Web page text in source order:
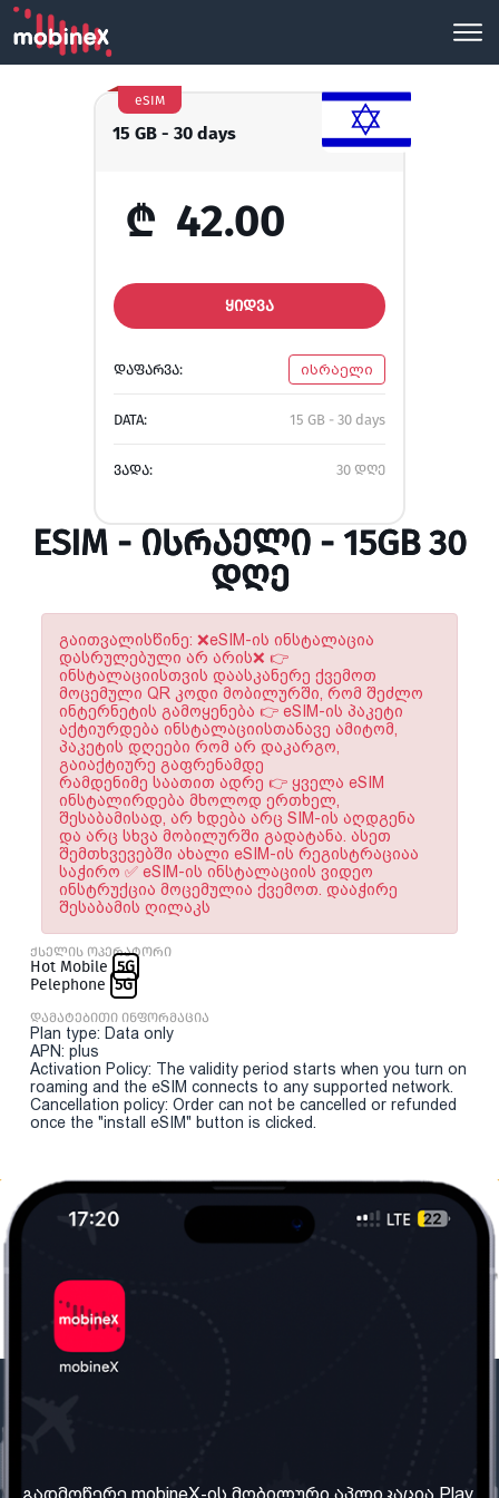
15 GB - 30 days
eSIM
₾ 42.00
ᲧᲘᲓᲕᲐ
ᲓᲐᲤᲐᲠᲕᲐ: ისრაელი
DATA: 15 GB - 30 days
ᲕᲐᲓᲐ: 30 დღე
ESIM - ᲘᲡᲠᲐᲔᲚᲘ - 15GB 30
ᲓᲦᲔ
გაითვალისწინე: ❌eSIM-ის ინსტალაცია
დასრულებული არ არის❌ 👉
ინსტალაციისთვის დაასკანერე ქვემოთ
მოცემული QR კოდი მობილურში, რომ შეძლო
ინტერნეტის გამოყენება 👉 eSIM-ის პაკეტი
აქტიურდება ინსტალაციისთანავე ამიტომ,
პაკეტის დღეები რომ არ დაკარგო,
გაიაქტიურე გაფრენამდე
რამდენიმე საათით ადრე 👉 ყველა eSIM
ინსტალირდება მხოლოდ ერთხელ,
შესაბამისად, არ ხდება არც SIM-ის აღდგენა
და არც სხვა მობილურში გადატანა. ასეთ
შემთხვევებში ახალი eSIM-ის რეგისტრაციაა
საჭირო ✅ eSIM-ის ინსტალაციის ვიდეო
ინსტრუქცია მოცემულია ქვემოთ. დააჭირე
შესაბამის ღილაკს
ქსელის ოპერატორი
Hot Mobile 5G
Pelephone 5G
დამატებითი ინფორმაცია
Plan type: Data only
APN: plus
Activation Policy: The validity period starts when you turn on
roaming and the eSIM connects to any supported network.
Cancellation policy: Order can not be cancelled or refunded
once the "install eSIM" button is clicked.
ჩვენ შესახებ წესები და პირობები